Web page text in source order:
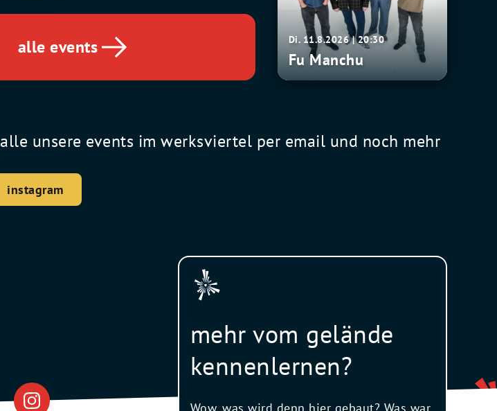
Di. 11.8.2026 | 20:30
Fu Manchu
alle events
alle unsere events im werksviertel per email und noch mehr
instagram
mehr vom gelände
kennenlernen?